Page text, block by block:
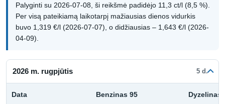
Palyginti su 2026-07-08, ši reikšmė padidėjo 11,3 ct/l (8,5 %).
Per visą pateikiamą laikotarpį mažiausias dienos vidurkis
buvo 1,319 €/l (2026-07-07), o didžiausias – 1,643 €/l (2026-
04-09).
2026 m. rugpjūtis 5 d.
Data Benzinas 95 Dyzelinas